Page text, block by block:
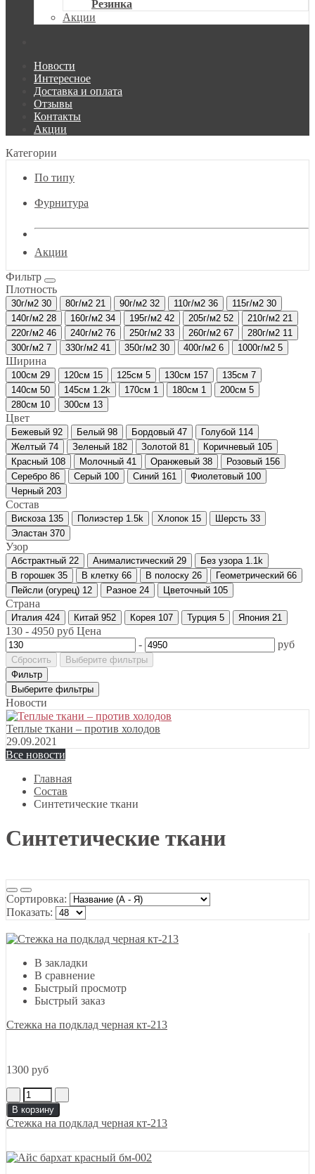
Резинка
Акции
Новости
Интересное
Доставка и оплата
Отзывы
Контакты
Акции
Категории
По типу
Фурнитура
Акции
Фильтр
Плотность
30г/м2 30 80г/м2 21 90г/м2 32 110г/м2 36 115г/м2 30
140г/м2 28 160г/м2 34 195г/м2 42 205г/м2 52 210г/м2 21
220г/м2 46 240г/м2 76 250г/м2 33 260г/м2 67 280г/м2 11
300г/м2 7 330г/м2 41 350г/м2 30 400г/м2 6 1000г/м2 5
Ширина
100см 29 120см 15 125см 5 130см 157 135см 7
140см 50 145см 1.2k 170см 1 180см 1 200см 5
280см 10 300см 13
Цвет
Бежевый 92 Белый 98 Бордовый 47 Голубой 114
Желтый 74 Зеленый 182 Золотой 81 Коричневый 105
Красный 108 Молочный 41 Оранжевый 38 Розовый 156
Серебро 86 Серый 100 Синий 161 Фиолетовый 100
Черный 203
Состав
Вискоза 135 Полиэстер 1.5k Хлопок 15 Шерсть 33
Эластан 370
Узор
Абстрактный 22 Анималистический 29 Без узора 1.1k
В горошек 35 В клетку 66 В полоску 26 Геометрический 66
Пейсли (огурец) 12 Разное 24 Цветочный 105
Страна
Италия 424 Китай 952 Корея 107 Турция 5 Япония 21
130 - 4950 руб Цена
-
руб
Сбросить
Выберите фильтры
Фильтр
Выберите фильтры
Новости
Теплые ткани – против холодов
29.09.2021
Все новости
Главная
Состав
Синтетические ткани
Синтетические ткани
Сортировка:
Показать:
В закладки
В сравнение
Быстрый просмотр
Быстрый заказ
Cтежка на подклад черная кт-213
1300 руб
В корзину
Cтежка на подклад черная кт-213